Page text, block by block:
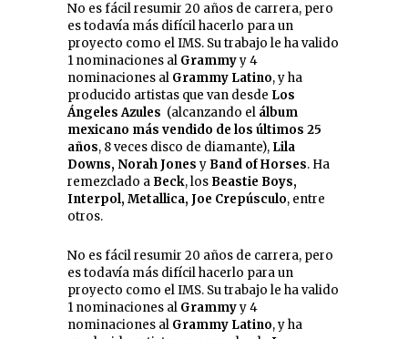
No es fácil resumir 20 años de carrera, pero
es todavía más difícil hacerlo para un
proyecto como el IMS. Su trabajo le ha valido
1 nominaciones al Grammyy 4
nominaciones al Grammy Latino, y ha
producido artistas que van desde Los
Ángeles Azules (alcanzando el álbum
mexicano más vendido de los últimos 25
años, 8 veces disco de diamante), Lila
Downs, Norah Jones y Band of Horses. Ha
remezclado a Beck, los Beastie Boys,
Interpol, Metallica, Joe Crepúsculo, entre
otros.
No es fácil resumir 20 años de carrera, pero
es todavía más difícil hacerlo para un
proyecto como el IMS. Su trabajo le ha valido
1 nominaciones al Grammyy 4
nominaciones al Grammy Latino, y ha